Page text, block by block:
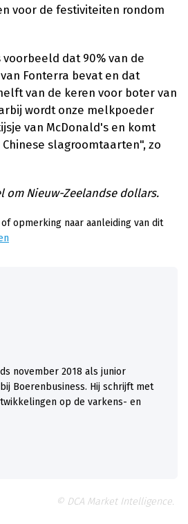
voor de festiviteiten rondom
dat 90% van de
Fonterra bevat en dat
van de keren voor boter van
wordt onze melkpoeder
van McDonald's en komt
slagroomtaarten", zo
om Nieuw-Zeelandse dollars.
opmerking naar aanleiding van dit
november 2018 als junior
Boerenbusiness. Hij schrijft met
op de varkens- en
© DCA Market Intelligence.